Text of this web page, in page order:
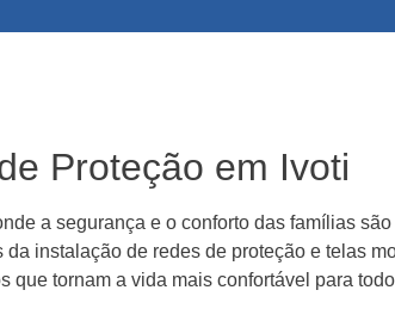
Proteção em Ivoti
a segurança e o conforto das famílias
instalação de redes de proteção e telas
tornam a vida mais confortável para